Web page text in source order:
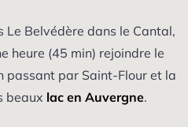
Le Belvédère dans le Cantal,
heure (45 min) rejoindre le
passant par Saint-Flour et la
beaux lac en Auvergne.